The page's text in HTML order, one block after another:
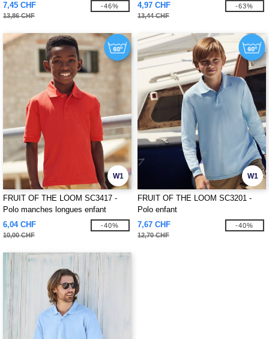
7,45 CHF
13,86 CHF
-46%
4,97 CHF
13,44 CHF
-63%
W1
FRUIT OF THE LOOM SC3417 -
Polo manches longues enfant
6,04 CHF
10,00 CHF
-40%
W1
FRUIT OF THE LOOM SC3201 -
Polo enfant
7,67 CHF
12,70 CHF
-40%